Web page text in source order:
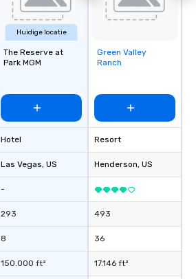
Huidige locatie
The Reserve at
Park MGM
Hotel
Las Vegas, US
-
293
8
150.000 ft²
Removed from
favorites
Green Valley
Ranch
Resort
Henderson, US
493
36
17.146 ft²